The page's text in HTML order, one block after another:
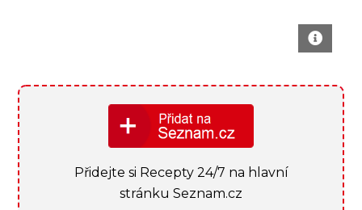
Přidejte si Recepty 24/7 na hlavní
stránku Seznam.cz